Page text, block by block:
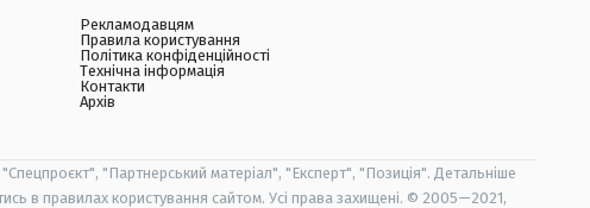
Рекламодавцям
Правила користування
Політика конфіденційності
Технічна інформація
Контакти
Архів
"Партнерський матеріал", "Експерт", "Позиція". Детальніше
в правилах користування сайтом. Усі права захищені. © 2005—2021,